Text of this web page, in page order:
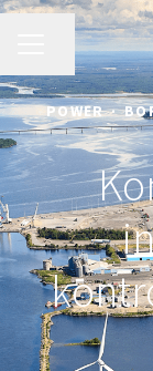
KARRIÄRMENY
Dela sidan
POWER ·